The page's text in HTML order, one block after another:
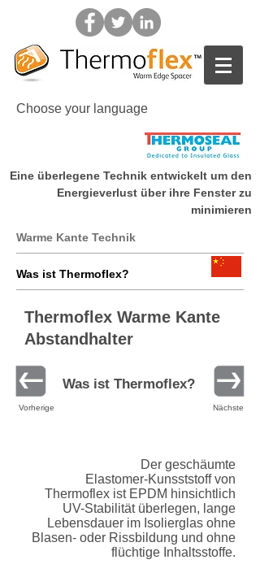
Choose your language
Eine überlegene Technik entwickelt um den
Energieverlust über ihre Fenster zu
minimieren
Home
Warme Kante Technik
Was ist Thermoflex?
Thermoflex Warme Kante
Abstandhalter
Was ist Thermoflex?
Vorherige Nächste
Der geschäumte
Elastomer-Kunsststoff von
Thermoflex ist EPDM hinsichtlich
UV-Stabilität überlegen, lange
Lebensdauer im Isolierglas ohne
Blasen- oder Rissbildung und ohne
flüchtige Inhaltsstoffe.